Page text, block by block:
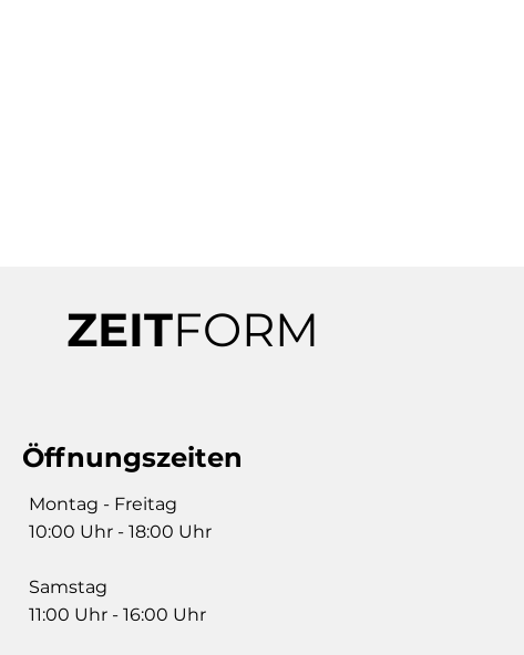
ZEITFORM
Öffnungszeiten
Montag - Freitag
10:00 Uhr - 18:00 Uhr
Samstag
11:00 Uhr - 16:00 Uhr